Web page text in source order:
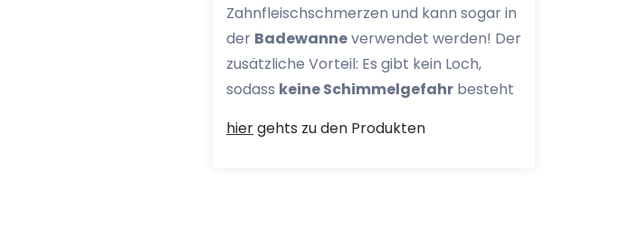
Zahnfleischschmerzen und kann sogar in
der Badewanneverwendet werden! Der
zusätzliche Vorteil: Es gibt kein Loch,
sodass keine Schimmelgefahr besteht
hiergehts zu den Produkten